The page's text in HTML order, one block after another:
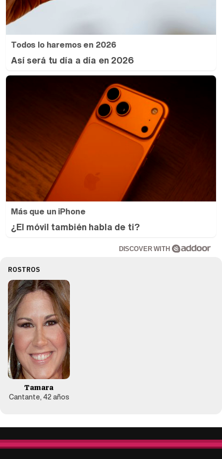
Todos lo haremos en 2026
Así será tu día a día en 2026
Más que un iPhone
¿El móvil también habla de ti?
DISCOVER WITH
ROSTROS
Tamara
Cantante, 42 años